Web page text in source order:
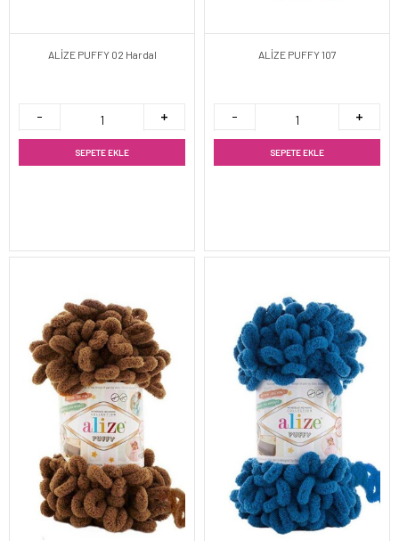
ALİZE PUFFY 02 Hardal
SEPETE EKLE
ALİZE PUFFY 107
SEPETE EKLE